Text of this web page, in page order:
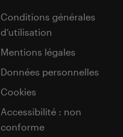
Conditions générales
d’utilisation
Mentions légales
Données personnelles
Cookies
Accessibilité : non
conforme